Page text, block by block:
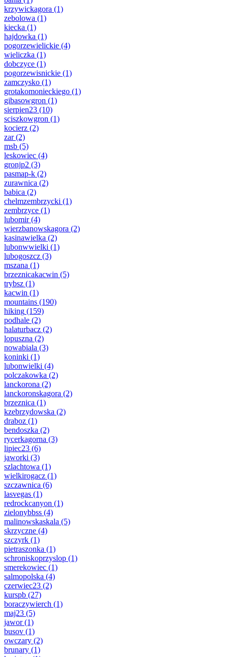
krzywickagora (1)
zebolowa (1)
kiecka (1)
hajdowka (1)
pogorzewielickie (4)
wieliczka (1)
dobczyce (1)
pogorzewisnickie (1)
zamczysko (1)
grotakomonieckiego (1)
gibasowgron (1)
sierpien23 (10)
sciszkowgron (1)
kocierz (2)
zar(2)
msb (5)
leskowiec (4)
gronjp2 (3)
pasmap-k (2)
zurawnica (2)
babica (2)
chelmzembrzycki (1)
zembrzyce (1)
lubomir(4)
wierzbanowskagora (2)
kasinawielka (2)
lubonwwielki (1)
lubogoszcz (3)
mszana (1)
brzeznicakacwin (5)
trybsz (1)
kacwin (1)
mountains (190)
hiking (159)
podhale (2)
halaturbacz (2)
lopuszna (2)
nowabiala (3)
koninki (1)
lubonwielki (4)
polczakowka (2)
lanckorona (2)
lanckoronskagora (2)
brzeznica (1)
kzebrzydowska (2)
draboz (1)
bendoszka (2)
rycerkagorna (3)
lipiec23 (6)
jaworki (3)
szlachtowa (1)
wielkirogacz (1)
szczawnica (6)
lasvegas (1)
redrockcanyon (1)
zielonybbss (4)
malinowskaskala (5)
skrzyczne (4)
szczyrk (1)
pietraszonka (1)
schroniskoprzyslop (1)
smerekowiec (1)
salmopolska (4)
czerwiec23 (2)
kurspb (27)
boraczywierch (1)
maj23 (5)
jawor(1)
busov (1)
owczary (2)
brunary (1)